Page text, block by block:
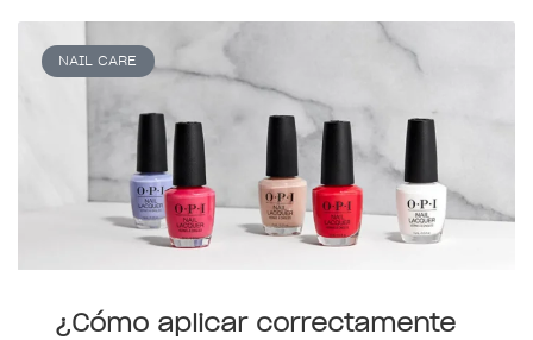
NAIL CARE
¿Cómo aplicar correctamente